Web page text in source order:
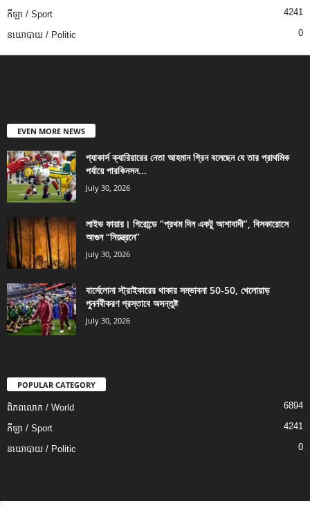
កីឡា / Sport 4241
នយោបាយ / Politic 0
EVEN MORE NEWS
প্যাকার্স ক্যারিয়ারের নেতা আহমান গ্রিন বলেছেন যে তার প্রাথমিক
পর্যায়ে পারকিনসন...
July 30, 2026
লাইভ ফায়ার। গিরোন্ডে “প্রথম দিন একটু আশাবাদী”, বিসকারোসে
আগুন “নিয়ন্ত্রনে”
July 30, 2026
বার্সেলোনা স্ট্রাইকারের থাকার সম্ভাবনা 50-50, খেলোয়াড়
পুনর্নবীকরণ প্রস্তাবে অসন্তুষ্ট
July 30, 2026
POPULAR CATEGORY
ពិភពលោក / World 6894
កីឡា / Sport 4241
នយោបាយ / Politic 0